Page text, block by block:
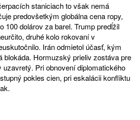
staniciach to však nemá
predovšetkým globálna cena ropy,
100 dolárov za barel. Trump predĺžil
druhé kolo rokovaní v
Irán odmietol účasť, kým
blokáda. Hormuzský prieliv zostáva pre
uzavretý. Pri obnovení diplomatického
pokles cien, pri eskalácii konfliktu